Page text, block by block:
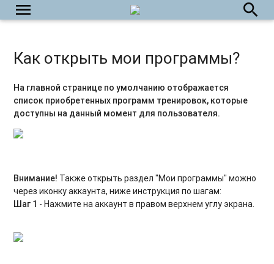
menu search
Как открыть мои программы?
На главной странице по умолчанию отображается
список приобретенных программ тренировок, которые
доступны на данный момент для пользователя.
Внимание! Также открыть раздел "Мои программы" можно
через иконку аккаунта, ниже инструкция по шагам:
Шаг 1 - Нажмите на аккаунт в правом верхнем углу экрана.